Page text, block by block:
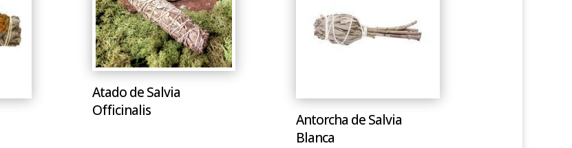
Atado de Salvia
Officinalis
Antorcha de Salvia
Blanca